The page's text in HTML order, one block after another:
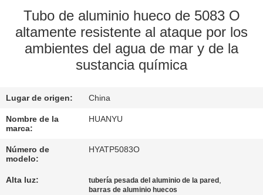
FÁBRICA
CONTROL
CALIDAD
ÉNTRENOS
EN
CONTACTO
Tubo de aluminio hueco de 5083 O
altamente resistente al ataque por los
ambientes del agua de mar y de la
sustancia química
Lugar de origen: China
Nombre de la
marca:
HUANYU
Número de
modelo:
HYATP5083O
Alta luz: tubería pesada del aluminio de la pared ,
barras de aluminio huecos